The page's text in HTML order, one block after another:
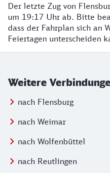
Der letzte Zug von
um 19:17 Uhr ab. Bitte
dass der Fahrplan sich an
Feiertagen unterscheiden
Weitere
nach Flensburg
nach Weimar
nach Wolfenbüttel
nach Reutlingen